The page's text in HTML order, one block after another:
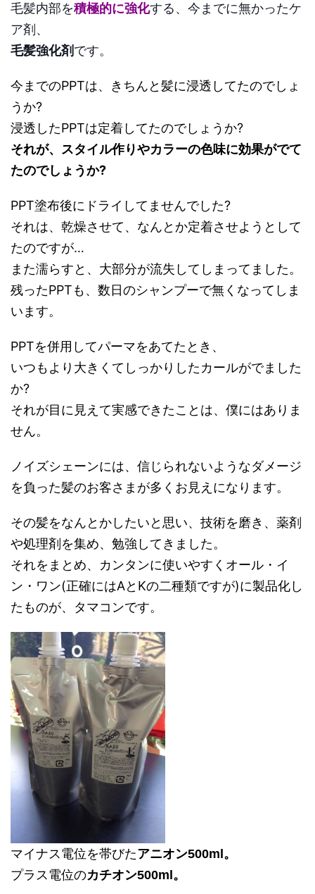
毛髪内部を積極的に強化する、今までに無かったケ
ア剤、
毛髪強化剤です。
今までのPPTは、きちんと髪に浸透してたのでしょ
うか?
浸透したPPTは定着してたのでしょうか?
それが、スタイル作りやカラーの色味に効果がでて
たのでしょうか?
PPT塗布後にドライしてませんでした?
それは、乾燥させて、なんとか定着させようとして
たのですが…
また濡らすと、大部分が流失してしまってました。
残ったPPTも、数日のシャンプーで無くなってしま
います。
PPTを併用してパーマをあてたとき、
いつもより大きくてしっかりしたカールがでました
か?
それが目に見えて実感できたことは、僕にはありま
せん。
ノイズシェーンには、信じられないようなダメージ
を負った髪のお客さまが多くお見えになります。
その髪をなんとかしたいと思い、技術を磨き、薬剤
や処理剤を集め、勉強してきました。
それをまとめ、カンタンに使いやすくオール・イ
ン・ワン(正確にはAとKの二種類ですが)に製品化し
たものが、タマコンです。
マイナス電位を帯びたアニオン500ml。
プラス電位のカチオン500ml。